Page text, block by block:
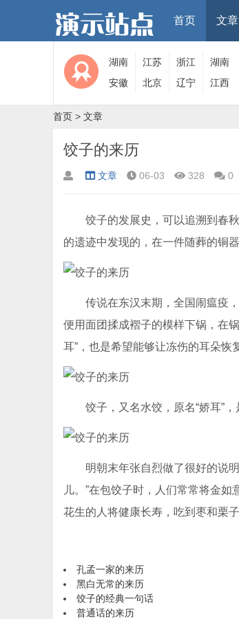
首页 文章
湖南 江苏 浙江
湖南
安徽
北京 辽宁 江西
首页 > 文章
饺子的来历
文章 06-03 328 0
饺子的发展史，可以追溯到春秋
的遗迹中发现的，在一件随葬的铜
传说在东汉末期，全国闹瘟疫，
便用面团揉成褶子的模样下锅，在
耳”，也是希望能够让冻伤的耳朵恢
饺子，又名水饺，原名“娇耳”，
明朝末年张自烈做了很好的说明
儿。”在包饺子时，人们常常将金
花生的人将健康长寿，吃到枣和栗
孔孟一家的来历
黑白无常的来历
饺子的经典一句话
普通话的来历